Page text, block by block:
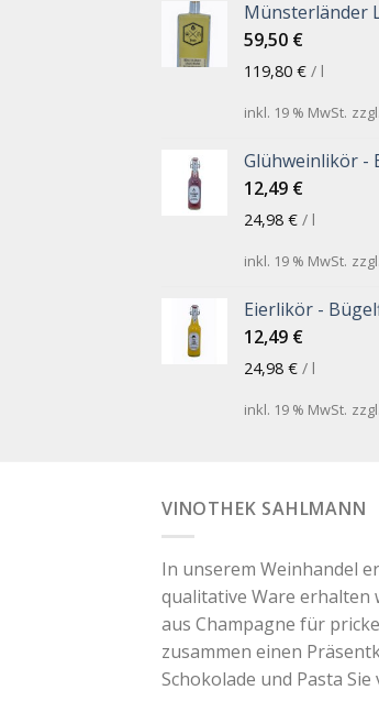
Münsterländer
59,50 €
119,80 € / l
inkl. 19 % MwSt. zzgl.
Glühweinlikör -
12,49 €
24,98 € / l
inkl. 19 % MwSt. zzgl.
Eierlikör -
12,49 €
24,98 € / l
inkl. 19 % MwSt. zzgl.
VINOTHEK SAHLMANN
In unserem Weinhandel
qualitative Ware erhalten
aus Champagne für
zusammen einen
Schokolade und Pasta